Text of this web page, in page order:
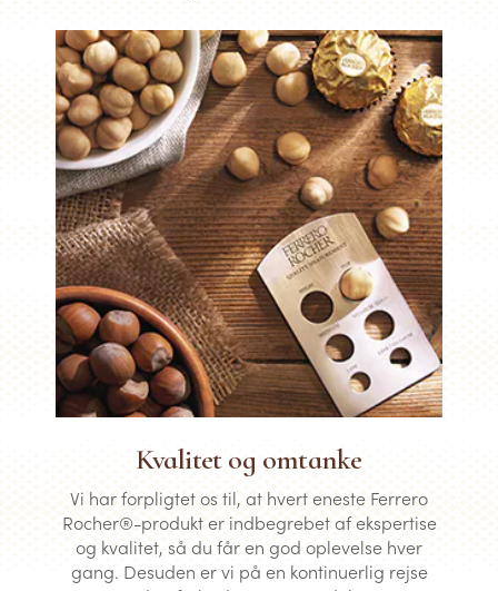
Kvalitet og omtanke
Vi har forpligtet os til, at hvert eneste Ferrero
Rocher®-produkt er indbegrebet af ekspertise
og kvalitet, så du får en god oplevelse hver
gang. Desuden er vi på en kontinuerlig rejse